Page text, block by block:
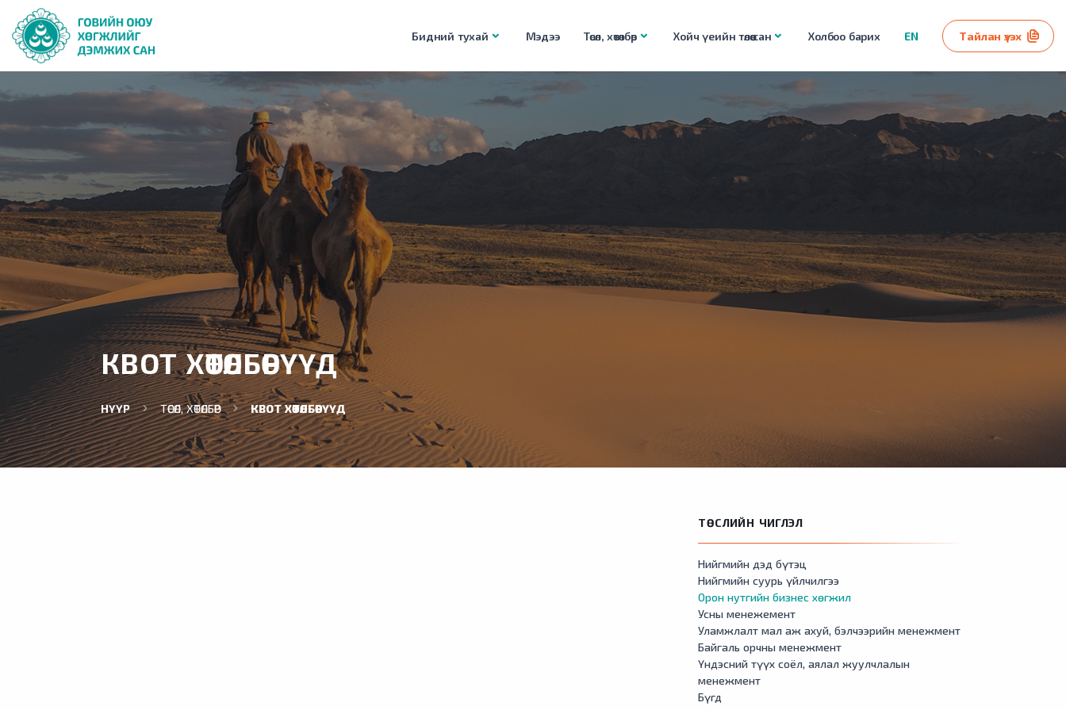
Бидний тухай Мэдээ Төсөл, хөтөлбөр Хойч үеийн төлөө сан Холбоо барих EN Тайлан үзэх
КВОТ ХӨТӨЛБӨРҮҮД
НҮҮР ТӨСӨЛ, ХӨТӨЛБӨР КВОТ ХӨТӨЛБӨРҮҮД
ТӨСЛИЙН ЧИГЛЭЛ
Нийгмийн дэд бүтэц
Нийгмийн суурь үйлчилгээ
Орон нутгийн бизнес хөгжил
Усны менежемент
Уламжлалт мал аж ахуй, бэлчээрийн менежмент
Байгаль орчны менежмент
Үндэсний түүх соёл, аялал жуулчлалын
менежмент
Бүгд